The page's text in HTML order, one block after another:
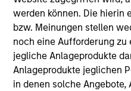
werden können. Die hierin
bzw. Meinungen stellen
noch eine Aufforderung
jegliche Anlageprodukte
Anlageprodukte jeglichen
in denen solche
third party site. We are
only as a convenience and
not and does not imply any
investigation, verification or
information contained in
shall we be responsible for
the site or your use of such